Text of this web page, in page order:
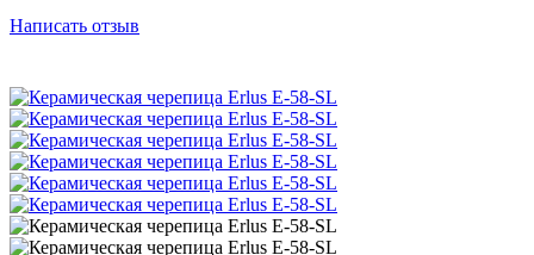
Написать отзыв